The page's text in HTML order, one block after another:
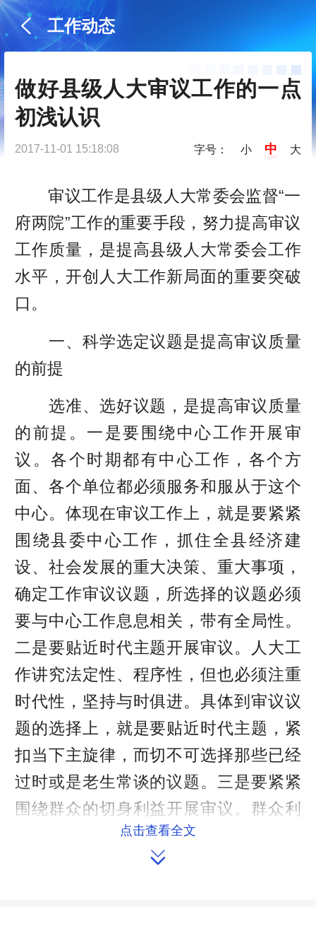
工作动态
做好县级人大审议工作的一点
初浅认识
2017-11-01 15:18:08 字号： 小 中 大
审议工作是县级人大常委会监督“一
府两院”工作的重要手段，努力提高审议
工作质量，是提高县级人大常委会工作
水平，开创人大工作新局面的重要突破
口。
一、科学选定议题是提高审议质量
的前提
选准、选好议题，是提高审议质量
的前提。一是要围绕中心工作开展审
议。各个时期都有中心工作，各个方
面、各个单位都必须服务和服从于这个
中心。体现在审议工作上，就是要紧紧
围绕县委中心工作，抓住全县经济建
设、社会发展的重大决策、重大事项，
确定工作审议议题，所选择的议题必须
要与中心工作息息相关，带有全局性。
二是要贴近时代主题开展审议。人大工
作讲究法定性、程序性，但也必须注重
时代性，坚持与时俱进。具体到审议议
题的选择上，就是要贴近时代主题，紧
扣当下主旋律，而切不可选择那些已经
过时或是老生常谈的议题。三是要紧紧
围绕群众的切身利益开展审议。群众利
益无小事，县人大常委会是民意机关，
是代表和维护群众利益的机关,所以，必
点击查看全文
